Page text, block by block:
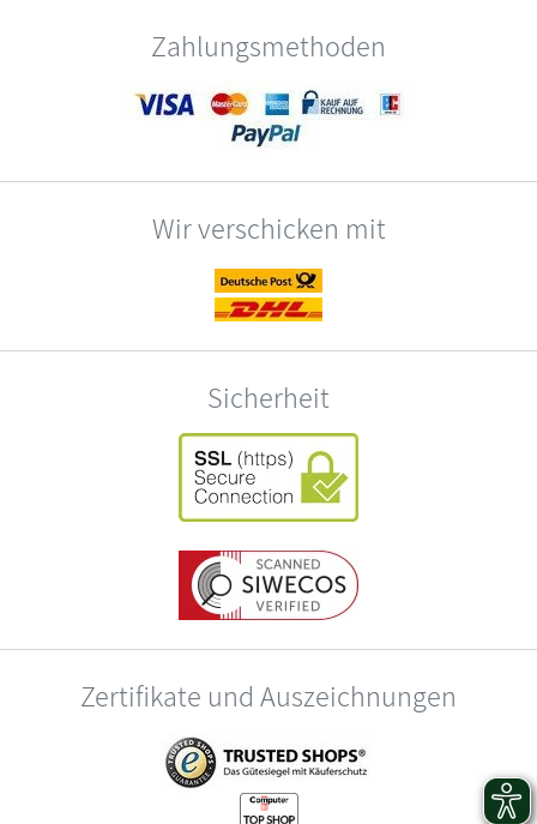
Zahlungsmethoden
Wir verschicken mit
Sicherheit
Zertifikate und Auszeichnungen